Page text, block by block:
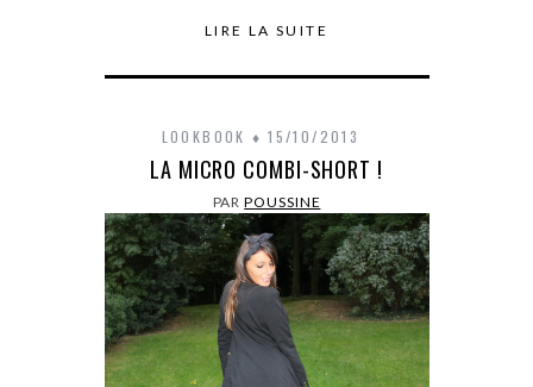
LIRE LA SUITE
LOOKBOOK 15/10/2013
LA MICRO COMBI-SHORT !
PARPOUSSINE